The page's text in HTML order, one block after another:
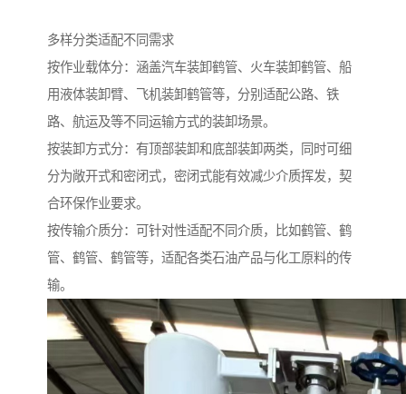
多样分类适配不同需求
按作业载体分：涵盖汽车装卸鹤管、火车装卸鹤管、船
用液体装卸臂、飞机装卸鹤管等，分别适配公路、铁
路、航运及等不同运输方式的装卸场景。
按装卸方式分：有顶部装卸和底部装卸两类，同时可细
分为敞开式和密闭式，密闭式能有效减少介质挥发，契
合环保作业要求。
按传输介质分：可针对性适配不同介质，比如鹤管、鹤
管、鹤管、鹤管等，适配各类石油产品与化工原料的传
输。